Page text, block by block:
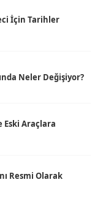
İçin Tarihler
Neler Değişiyor?
Eski Araçlara
Resmi Olarak